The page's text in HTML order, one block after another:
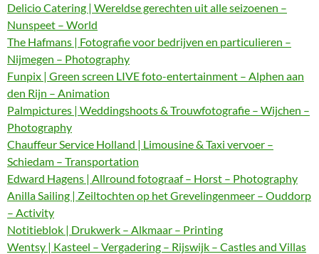
Delicio Catering | Wereldse gerechten uit alle seizoenen –
Nunspeet – World
The Hafmans | Fotografie voor bedrijven en particulieren –
Nijmegen – Photography
Funpix | Green screen LIVE foto-entertainment – Alphen aan
den Rijn – Animation
Palmpictures | Weddingshoots & Trouwfotografie – Wijchen –
Photography
Chauffeur Service Holland | Limousine & Taxi vervoer –
Schiedam – Transportation
Edward Hagens | Allround fotograaf – Horst – Photography
Anilla Sailing | Zeiltochten op het Grevelingenmeer – Ouddorp
– Activity
Notitieblok | Drukwerk – Alkmaar – Printing
Wentsy | Kasteel – Vergadering – Rijswijk – Castles and Villas